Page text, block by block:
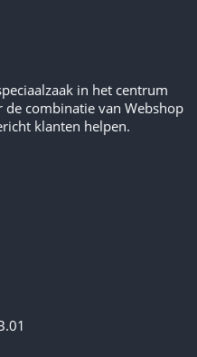
in het centrum
combinatie van Webshop
klanten helpen.